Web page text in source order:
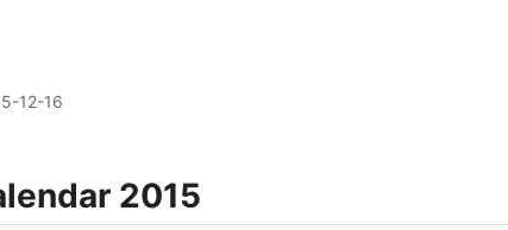
12-16
2015